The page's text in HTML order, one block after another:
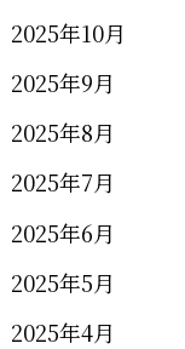
2025年10月
2025年9月
2025年8月
2025年7月
2025年6月
2025年5月
2025年4月